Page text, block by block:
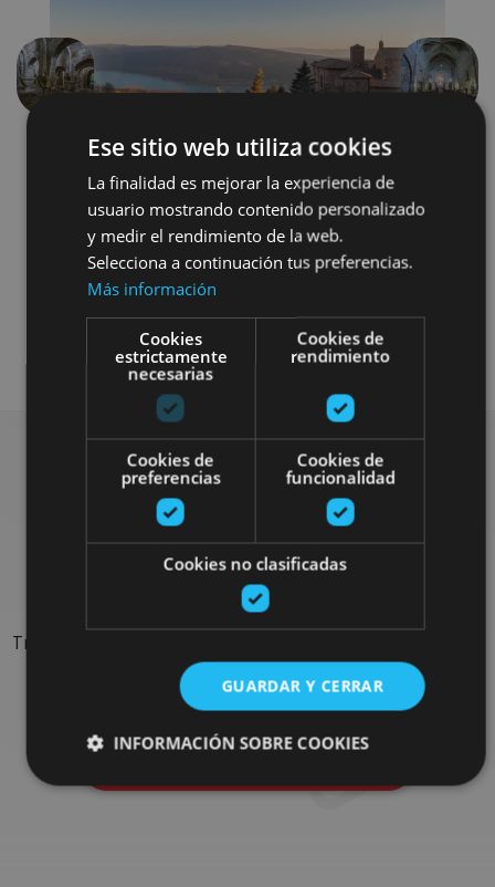
Précédent Suivant
Arquitectura religiosa
Visitas guiadas Monastères
Rechercher plus de
sorties
Trouvez des sorties et des propositions pour compléter votre
séjour en Navarre : activités organisées, visites et les
évènements-phares de l'agenda
Ese sitio web utiliza cookies
La finalidad es mejorar la experiencia de
usuario mostrando contenido personalizado
y medir el rendimiento de la web.
Selecciona a continuación tus preferencias.
Más información
Cookies
estrictamente
necesarias
Cookies de
rendimiento
Cookies de
preferencias
Cookies de
funcionalidad
Cookies no clasificadas
GUARDAR Y CERRAR
INFORMACIÓN SOBRE COOKIES